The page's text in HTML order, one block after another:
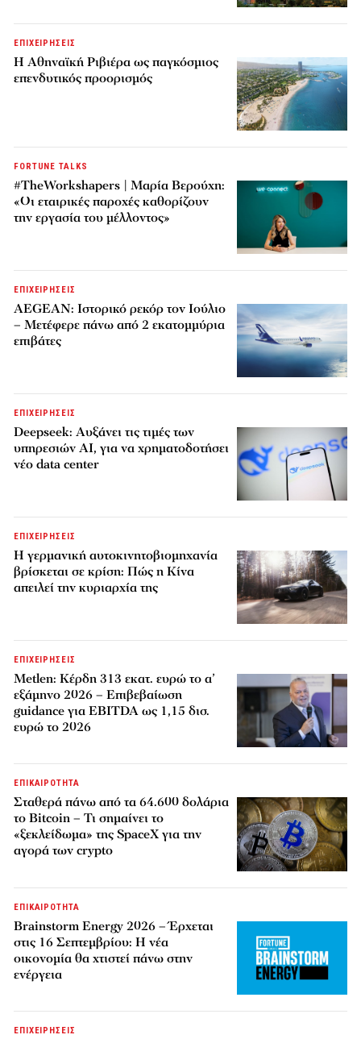
ΕΠΙΧΕΙΡΗΣΕΙΣ
Η Αθηναϊκή Ριβιέρα ως παγκόσμιος
επενδυτικός προορισμός
FORTUNE TALKS
#TheWorkshapers | Μαρία Βερούχη:
«Οι εταιρικές παροχές καθορίζουν
την εργασία του μέλλοντος»
ΕΠΙΧΕΙΡΗΣΕΙΣ
AEGEAN: Ιστορικό ρεκόρ τον Ιούλιο
– Μετέφερε πάνω από 2 εκατομμύρια
επιβάτες
ΕΠΙΧΕΙΡΗΣΕΙΣ
Deepseek: Αυξάνει τις τιμές των
υπηρεσιών AI, για να χρηματοδοτήσει
νέο data center
ΕΠΙΧΕΙΡΗΣΕΙΣ
Η γερμανική αυτοκινητοβιομηχανία
βρίσκεται σε κρίση: Πώς η Κίνα
απειλεί την κυριαρχία της
ΕΠΙΧΕΙΡΗΣΕΙΣ
Metlen: Κέρδη 313 εκατ. ευρώ το α’
εξάμηνο 2026 – Επιβεβαίωση
guidance για EBITDA ως 1,15 δισ.
ευρώ το 2026
ΕΠΙΚΑΙΡΟΤΗΤΑ
Σταθερά πάνω από τα 64.600 δολάρια
το Bitcoin – Τι σημαίνει το
«ξεκλείδωμα» της SpaceX για την
αγορά των crypto
ΕΠΙΚΑΙΡΟΤΗΤΑ
Brainstorm Energy 2026 – Έρχεται
στις 16 Σεπτεμβρίου: Η νέα
οικονομία θα χτιστεί πάνω στην
ενέργεια
ΕΠΙΧΕΙΡΗΣΕΙΣ